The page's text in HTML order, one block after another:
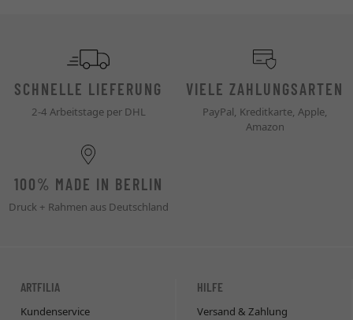
SCHNELLE LIEFERUNG
2-4 Arbeitstage per DHL
VIELE ZAHLUNGSARTEN
PayPal, Kreditkarte, Apple,
Amazon
100% MADE IN BERLIN
Druck + Rahmen aus Deutschland
ARTFILIA
Kundenservice
HILFE
Versand & Zahlung